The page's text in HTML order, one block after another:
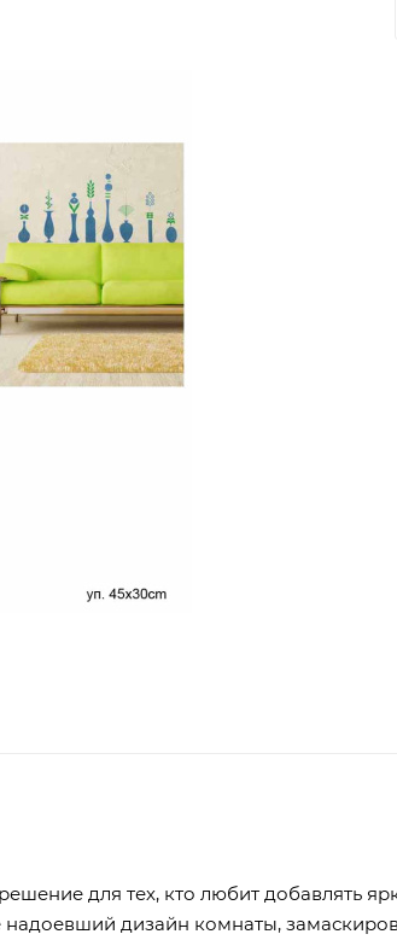
для тех, кто любит добавлять
надоевший дизайн комнаты,